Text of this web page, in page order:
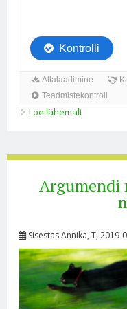
Loe lähemalt
SisestasAnnika, T, 2019-